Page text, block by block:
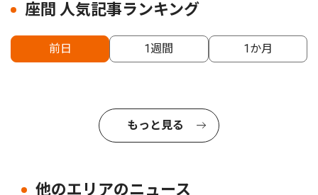
座間 人気記事ランキング
前日 1週間 1か月
もっと見る
他のエリアのニュース